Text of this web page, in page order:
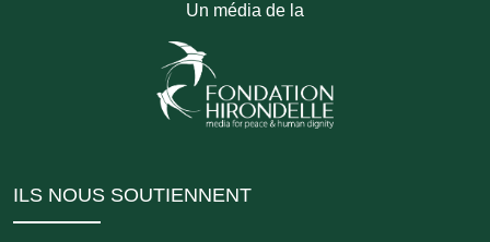
Un média de la
ILS NOUS SOUTIENNENT